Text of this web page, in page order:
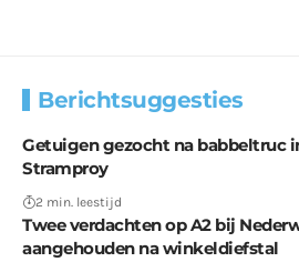
Berichtsuggesties
Getuigen gezocht na babbeltruc
Stramproy
2 min. leestijd
Twee verdachten op A2 bij
aangehouden na winkeldiefstal